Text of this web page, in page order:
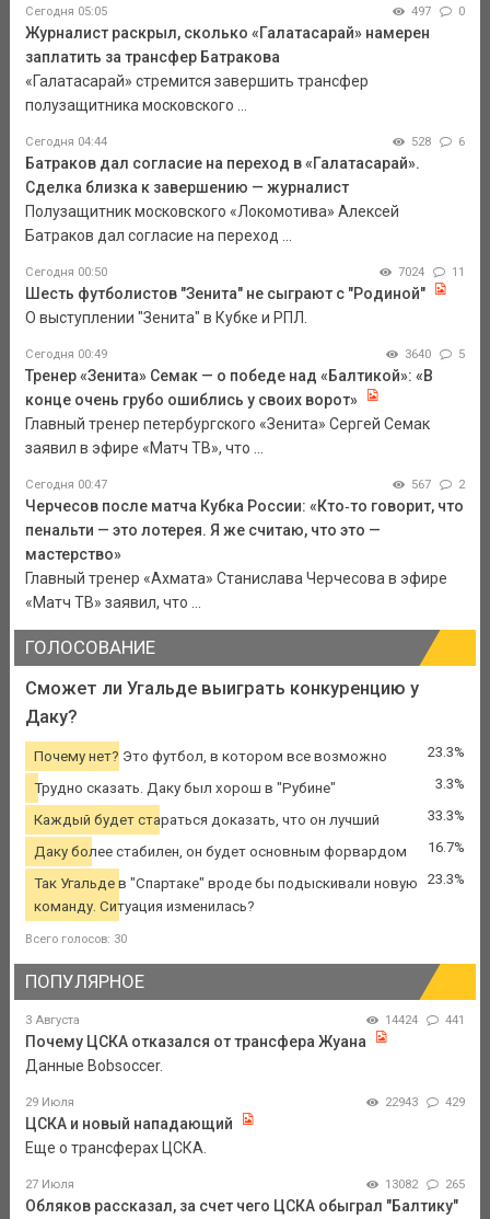
Сегодня 05:05 497 0
Журналист раскрыл, сколько «Галатасарай» намерен
заплатить за трансфер Батракова
«Галатасарай» стремится завершить трансфер
полузащитника московского ...
Сегодня 04:44 528 6
Батраков дал согласие на переход в «Галатасарай».
Сделка близка к завершению — журналист
Полузащитник московского «Локомотива» Алексей
Батраков дал согласие на переход ...
Сегодня 00:50 7024 11
Шесть футболистов "Зенита" не сыграют с "Родиной"
О выступлении "Зенита" в Кубке и РПЛ.
Сегодня 00:49 3640 5
Тренер «Зенита» Семак — о победе над «Балтикой»: «В
конце очень грубо ошиблись у своих ворот»
Главный тренер петербургского «Зенита» Сергей Семак
заявил в эфире «Матч ТВ», что ...
Сегодня 00:47 567 2
Черчесов после матча Кубка России: «Кто‑то говорит, что
пенальти — это лотерея. Я же считаю, что это —
мастерство»
Главный тренер «Ахмата» Станислава Черчесова в эфире
«Матч ТВ» заявил, что ...
ГОЛОСОВАНИЕ
Сможет ли Угальде выиграть конкуренцию у
Даку?
Почему нет? Это футбол, в котором все возможно 23.3%
Трудно сказать. Даку был хорош в "Рубине" 3.3%
Каждый будет стараться доказать, что он лучший 33.3%
Даку более стабилен, он будет основным форвардом 16.7%
Так Угальде в "Спартаке" вроде бы подыскивали новую
команду. Ситуация изменилась?
23.3%
Всего голосов: 30
ПОПУЛЯРНОЕ
3 Августа 14424 441
Почему ЦСКА отказался от трансфера Жуана
Данные Bobsoccer.
29 Июля 22943 429
ЦСКА и новый нападающий
Еще о трансферах ЦСКА.
27 Июля 13082 265
Обляков рассказал, за счет чего ЦСКА обыграл "Балтику"